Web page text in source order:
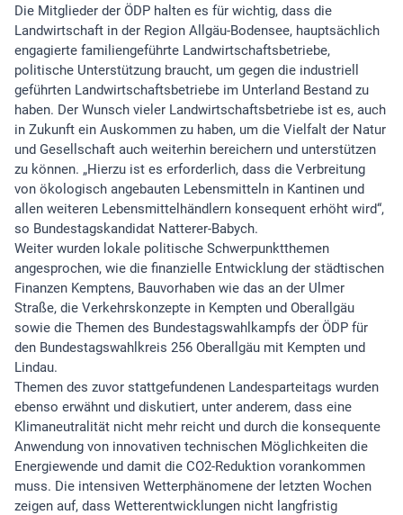
Die Mitglieder der ÖDP halten es für wichtig, dass die
Landwirtschaft in der Region Allgäu-Bodensee, hauptsächlich
engagierte familiengeführte Landwirtschaftsbetriebe,
politische Unterstützung braucht, um gegen die industriell
geführten Landwirtschaftsbetriebe im Unterland Bestand zu
haben. Der Wunsch vieler Landwirtschaftsbetriebe ist es, auch
in Zukunft ein Auskommen zu haben, um die Vielfalt der Natur
und Gesellschaft auch weiterhin bereichern und unterstützen
zu können. „Hierzu ist es erforderlich, dass die Verbreitung
von ökologisch angebauten Lebensmitteln in Kantinen und
allen weiteren Lebensmittelhändlern konsequent erhöht wird“,
so Bundestagskandidat Natterer-Babych.
Weiter wurden lokale politische Schwerpunktthemen
angesprochen, wie die finanzielle Entwicklung der städtischen
Finanzen Kemptens, Bauvorhaben wie das an der Ulmer
Straße, die Verkehrskonzepte in Kempten und Oberallgäu
sowie die Themen des Bundestagswahlkampfs der ÖDP für
den Bundestagswahlkreis 256 Oberallgäu mit Kempten und
Lindau.
Themen des zuvor stattgefundenen Landesparteitags wurden
ebenso erwähnt und diskutiert, unter anderem, dass eine
Klimaneutralität nicht mehr reicht und durch die konsequente
Anwendung von innovativen technischen Möglichkeiten die
Energiewende und damit die CO2-Reduktion vorankommen
muss. Die intensiven Wetterphänomene der letzten Wochen
zeigen auf, dass Wetterentwicklungen nicht langfristig